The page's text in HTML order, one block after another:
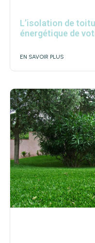
L’isolation de
énergétique de
EN SAVOIR PLUS